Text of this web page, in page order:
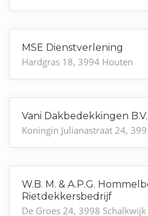
MSE Dienstverlening
Hardgras 18, 3994 Houten
Vani Dakbedekkingen B.V.
Koningin Julianastraat 24,
W.B. M. & A.P.G.
Rietdekkersbedrijf
De Groes 24, 3998 Schalkwijk